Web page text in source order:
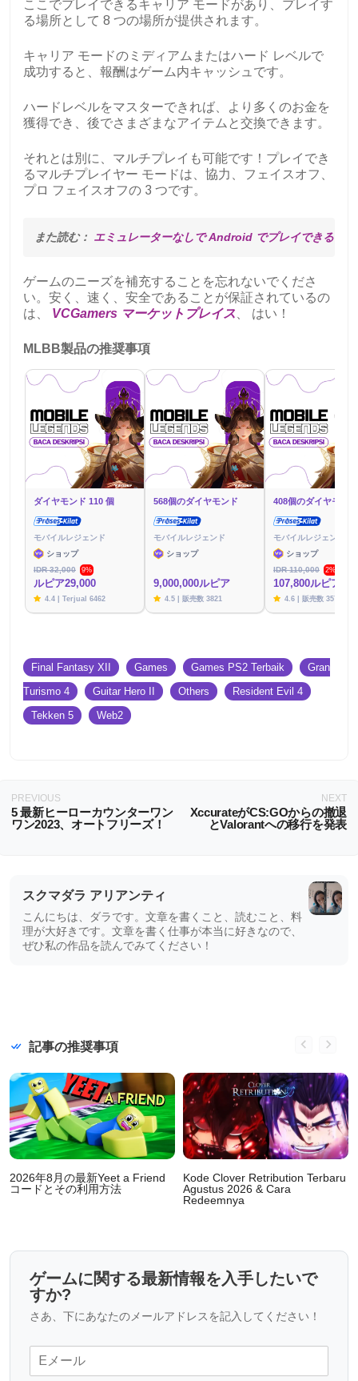
ここでプレイできるキャリア モードがあり、プレイす
る場所として 8 つの場所が提供されます。
キャリア モードのミディアムまたはハード レベルで
成功すると、報酬はゲーム内キャッシュです。
ハードレベルをマスターできれば、より多くのお金を
獲得でき、後でさまざまなアイテムと交換できます。
それとは別に、マルチプレイも可能です！プレイでき
るマルチプレイヤー モードは、協力、フェイスオフ、
プロ フェイスオフの 3 つです。
また読む： エミュレーターなしで Android でプレイできる 5
ゲームのニーズを補充することを忘れないでくださ
い。安く、速く、安全であることが保証されているの
は、 VCGamers マーケットプレイス 、 はい！
MLBB製品の推奨事項
ダイヤモンド 110 個
モバイルレジェンド
ショップ
IDR 32,000
9%
ルピア29,000
4.4 | Terjual 6462
568個のダイヤモンド
モバイルレジェンド
ショップ
9,000,000ルピア
4.5 | 販売数 3821
408個のダイヤモンド
モバイルレジェンド
ショップ
IDR 110,000
2%
107,800ルピア
4.6 | 販売数 3576
Final Fantasy XII Games Games PS2 Terbaik
Gran
Turismo 4
Guitar Hero II Others
Resident Evil 4
Tekken 5
Web2
PREVIOUS
5 最新ヒーローカウンターワン
ワン2023、オートフリーズ！
NEXT
XccurateがCS:GOからの撤退
とValorantへの移行を発表
スクマダラ アリアンティ
こんにちは、ダラです。文章を書くこと、読むこと、料
理が大好きです。文章を書く仕事が本当に好きなので、
ぜひ私の作品を読んでみてください！
記事の推奨事項
2026年8月の最新Yeet a Friend
コードとその利用方法
Kode Clover Retribution Terbaru
Agustus 2026 & Cara
Redeemnya
ゲームに関する最新情報を入手したいで
すか?
さあ、下にあなたのメールアドレスを記入してください！